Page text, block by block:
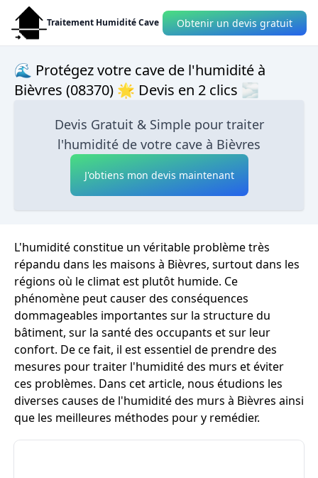
Traitement Humidité Cave Obtenir un devis gratuit
🌊 Protégez votre cave de l'humidité à
Bièvres (08370) 🌟 Devis en 2 clics 🌫
Devis Gratuit & Simple pour traiter
l'humidité de votre cave à Bièvres
J'obtiens mon devis maintenant
L'humidité constitue un véritable problème très
répandu dans les maisons à Bièvres, surtout dans les
régions où le climat est plutôt humide. Ce
phénomène peut causer des conséquences
dommageables importantes sur la structure du
bâtiment, sur la santé des occupants et sur leur
confort. De ce fait, il est essentiel de prendre des
mesures pour traiter l'humidité des murs et éviter
ces problèmes. Dans cet article, nous étudions les
diverses causes de l'humidité des murs à Bièvres ainsi
que les meilleures méthodes pour y remédier.